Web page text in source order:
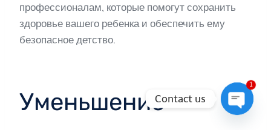
профессионалам, которые помогут сохранить
здоровье вашего ребенка и обеспечить ему
безопасное детство.
УменьшениеContact us
1